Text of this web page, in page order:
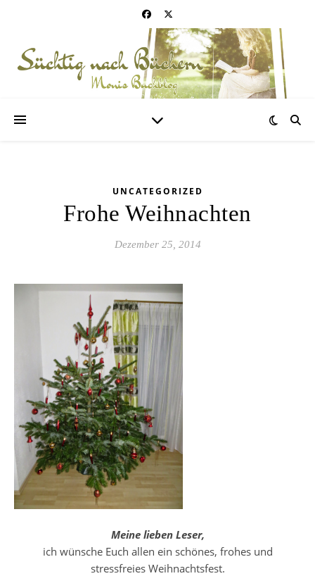
UNCATEGORIZED
Frohe Weihnachten
Dezember 25, 2014
Meine lieben Leser,
ich wünsche Euch allen ein schönes, frohes und
stressfreies Weihnachtsfest.